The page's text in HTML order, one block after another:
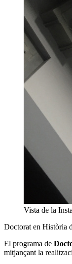
Vista de la
Doctorat en Història
El programa de
mitjançant la